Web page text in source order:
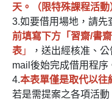
天。（限特殊課程活動
3.如要借用場地，請先
前填寫下方「習齋/書
表」
，送出經核准、
mail後始完成借用程序
4.本表單僅是取代以往
若是需提案之各項活